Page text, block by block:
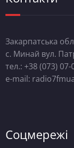
Закарпатська
с. Минай вул.
тел.: +38 (073) 07-
e-mail:
Соцмережі